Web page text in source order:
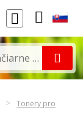
Tonery pro